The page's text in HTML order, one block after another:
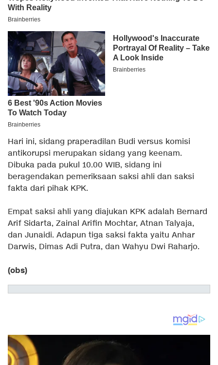
Hari ini, sidang praperadilan Budi versus komisi
antikorupsi merupakan sidang yang keenam.
Dibuka pada pukul 10.00 WIB, sidang ini
beragendakan pemeriksaan saksi ahli dan saksi
fakta dari pihak KPK.
Empat saksi ahli yang diajukan KPK adalah Bernard
Arif Sidarta, Zainal Arifin Mochtar, Atnan Talyaja,
dan Junaidi. Adapun tiga saksi fakta yaitu Anhar
Darwis, Dimas Adi Putra, dan Wahyu Dwi Raharjo.
(obs)